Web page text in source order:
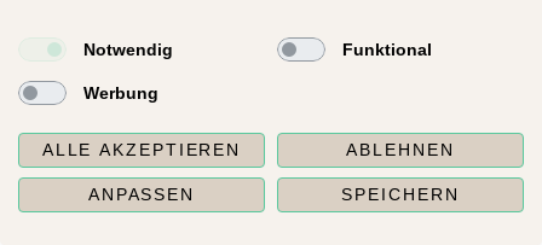
Notwendig Funktional
Werbung
ALLE AKZEPTIEREN ABLEHNEN
ANPASSEN SPEICHERN